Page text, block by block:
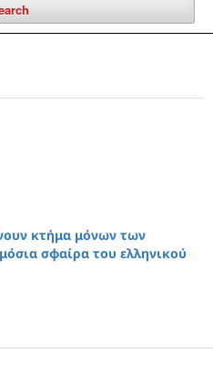
κτήμα μόνων των
σφαίρα του ελληνικού